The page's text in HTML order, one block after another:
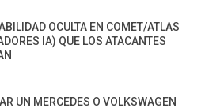
OCULTA EN COMET/ATLAS
IA) QUE LOS ATACANTES
UN MERCEDES O VOLKSWAGEN